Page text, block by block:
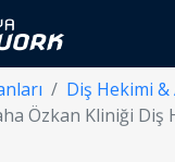
Diş Hekimi &
Özkan Kliniği Diş